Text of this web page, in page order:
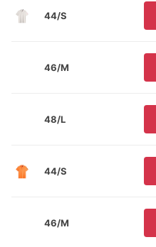
44/S
46/M
48/L
44/S
46/M